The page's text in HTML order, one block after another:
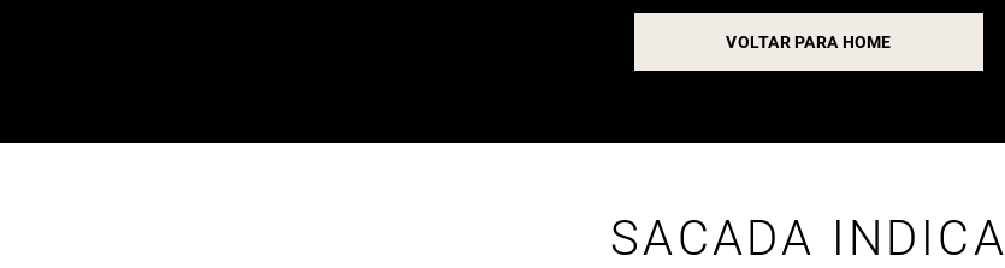
VOLTAR PARA HOME
SACADA INDICA